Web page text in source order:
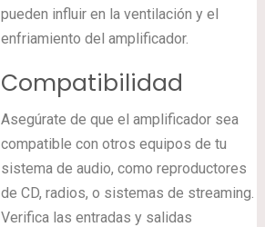
pueden influir en la ventilación y el
enfriamiento del amplificador.
Compatibilidad
Asegúrate de que el amplificador sea
compatible con otros equipos de tu
sistema de audio, como reproductores
de CD, radios, o sistemas de streaming.
Verifica las entradas y salidas